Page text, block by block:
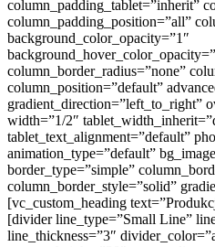
column_padding_tablet=”inherit”
column_padding_position=”all”
background_color_opacity=”1″
column_border_radius=”none”
column_position=”default”
gradient_direction=”left_to_right”
width=”1/2″
tablet_text_alignment=”default”
animation_type=”default”
border_type=”simple”
column_border_style=”solid”
[vc_custom_heading
[divider line_type=”Small Line”
line_thickness=”3″